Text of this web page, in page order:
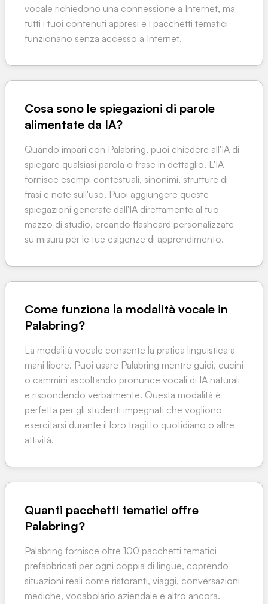
vocale richiedono una connessione a Internet, ma
tutti i tuoi contenuti appresi e i pacchetti tematici
funzionano senza accesso a Internet.
Cosa sono le spiegazioni di parole
alimentate da IA?
Quando impari con Palabring, puoi chiedere all'IA di
spiegare qualsiasi parola o frase in dettaglio. L'IA
fornisce esempi contestuali, sinonimi, strutture di
frasi e note sull'uso. Puoi aggiungere queste
spiegazioni generate dall'IA direttamente al tuo
mazzo di studio, creando flashcard personalizzate
su misura per le tue esigenze di apprendimento.
Come funziona la modalità vocale in
Palabring?
La modalità vocale consente la pratica linguistica a
mani libere. Puoi usare Palabring mentre guidi, cucini
o cammini ascoltando pronunce vocali di IA naturali
e rispondendo verbalmente. Questa modalità è
perfetta per gli studenti impegnati che vogliono
esercitarsi durante il loro tragitto quotidiano o altre
attività.
Quanti pacchetti tematici offre
Palabring?
Palabring fornisce oltre 100 pacchetti tematici
prefabbricati per ogni coppia di lingue, coprendo
situazioni reali come ristoranti, viaggi, conversazioni
mediche, vocabolario aziendale e altro ancora.